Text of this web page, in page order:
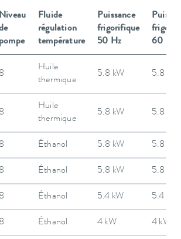
Niveau
pompe
Fluide
régulation
température
Puissance
frigorifique
50 Hz
60 Hz
8
Huile
thermique
5.8 kW 5.8 kW
8
Huile
thermique
5.8 kW 5.8 kW
8 Éthanol 5.8 kW 5.8 kW
8 Éthanol 5.8 kW 5.8 kW
8 Éthanol 5.4 kW 5.4 kW
8 Éthanol 4 kW 4 kW